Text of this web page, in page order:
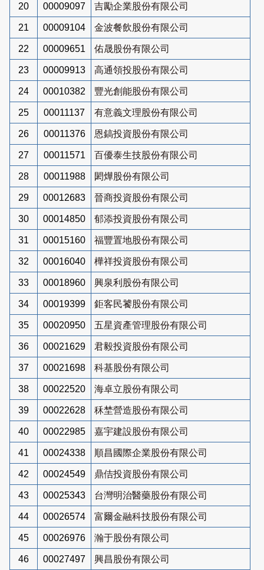
20 00009097 吉勵企業股份有限公司
21 00009104 金波餐飲股份有限公司
22 00009651 佑晟股份有限公司
23 00009913 高通領投股份有限公司
24 00010382 豐光創能股份有限公司
25 00011137 有意義文理股份有限公司
26 00011376 恩鎬投資股份有限公司
27 00011571 百優泰生技股份有限公司
28 00011988 閎燁股份有限公司
29 00012683 晉商投資股份有限公司
30 00014850 郁添投資股份有限公司
31 00015160 福豐置地股份有限公司
32 00016040 樺祥投資股份有限公司
33 00018960 興泉利股份有限公司
34 00019399 鉅客民饕股份有限公司
35 00020950 五星資產管理股份有限公司
36 00021629 君毅投資股份有限公司
37 00021698 科基股份有限公司
38 00022520 海卓立股份有限公司
39 00022628 秝埜營造股份有限公司
40 00022985 嘉宇建設股份有限公司
41 00024338 順昌國際企業股份有限公司
42 00024549 鼎佶投資股份有限公司
43 00025343 台灣明治醫藥股份有限公司
44 00026574 富爾金融科技股份有限公司
45 00026976 瀚于股份有限公司
46 00027497 興昌股份有限公司